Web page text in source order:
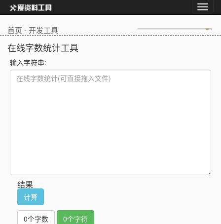
首页 -开发工具
在线字数统计工具
输入字符串:
结果
计算
0个字数 0个字符